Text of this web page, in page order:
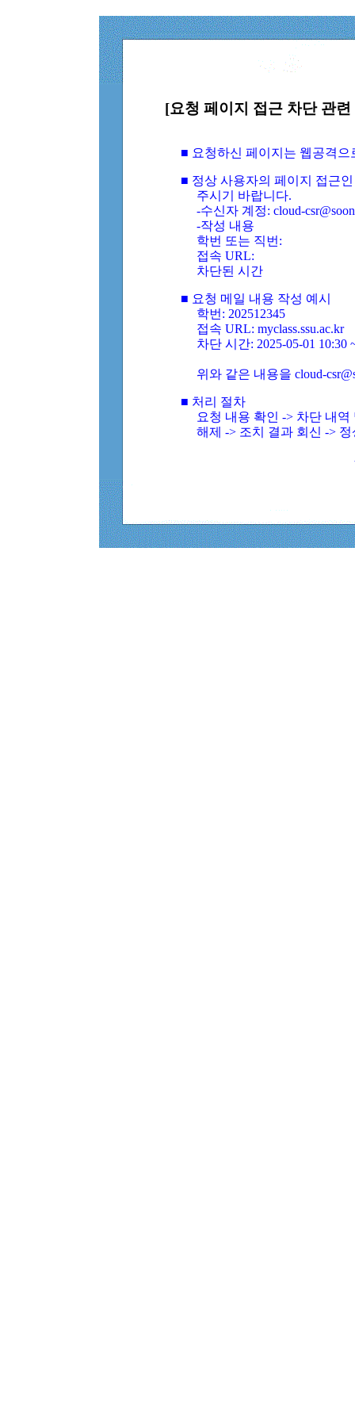
[요청 페이지 접근 차단 관
■ 요청하신 페이지는 웹공격
■ 정상 사용자의 페이지 접근
주시기 바랍니다.
-수신자 계정: cloud-
-작성 내용
학번 또는 직번:
접속 URL:
차단된 시간
■ 요청 메일 내용 작성 예시
학번: 202512345
접속 URL: myclass.ssu.ac.kr
차단 시간: 2025-05-01 10:30
위와 같은 내용을 cloud-
■ 처리 절차
요청 내용 확인 -> 차단 내
해제 -> 조치 결과 회신 ->